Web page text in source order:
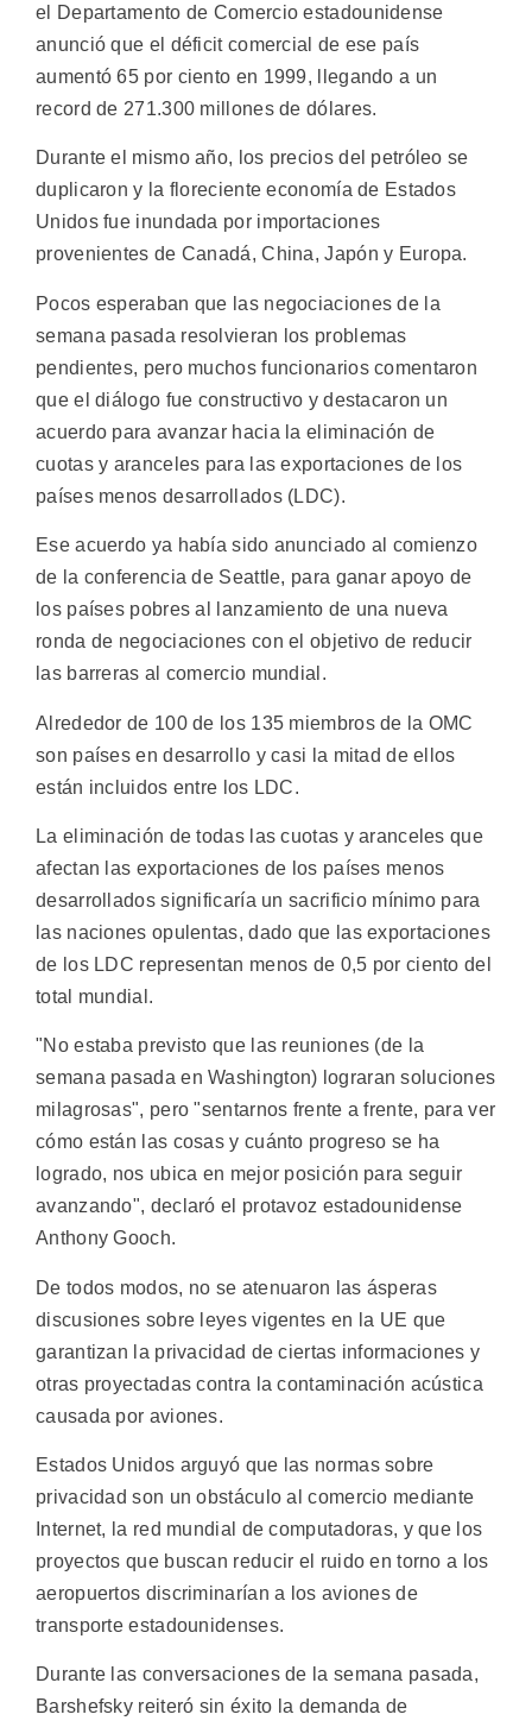
el Departamento de Comercio estadounidense
anunció que el déficit comercial de ese país
aumentó 65 por ciento en 1999, llegando a un
record de 271.300 millones de dólares.
Durante el mismo año, los precios del petróleo se
duplicaron y la floreciente economía de Estados
Unidos fue inundada por importaciones
provenientes de Canadá, China, Japón y Europa.
Pocos esperaban que las negociaciones de la
semana pasada resolvieran los problemas
pendientes, pero muchos funcionarios comentaron
que el diálogo fue constructivo y destacaron un
acuerdo para avanzar hacia la eliminación de
cuotas y aranceles para las exportaciones de los
países menos desarrollados (LDC).
Ese acuerdo ya había sido anunciado al comienzo
de la conferencia de Seattle, para ganar apoyo de
los países pobres al lanzamiento de una nueva
ronda de negociaciones con el objetivo de reducir
las barreras al comercio mundial.
Alrededor de 100 de los 135 miembros de la OMC
son países en desarrollo y casi la mitad de ellos
están incluidos entre los LDC.
La eliminación de todas las cuotas y aranceles que
afectan las exportaciones de los países menos
desarrollados significaría un sacrificio mínimo para
las naciones opulentas, dado que las exportaciones
de los LDC representan menos de 0,5 por ciento del
total mundial.
"No estaba previsto que las reuniones (de la
semana pasada en Washington) lograran soluciones
milagrosas", pero "sentarnos frente a frente, para ver
cómo están las cosas y cuánto progreso se ha
logrado, nos ubica en mejor posición para seguir
avanzando", declaró el protavoz estadounidense
Anthony Gooch.
De todos modos, no se atenuaron las ásperas
discusiones sobre leyes vigentes en la UE que
garantizan la privacidad de ciertas informaciones y
otras proyectadas contra la contaminación acústica
causada por aviones.
Estados Unidos arguyó que las normas sobre
privacidad son un obstáculo al comercio mediante
Internet, la red mundial de computadoras, y que los
proyectos que buscan reducir el ruido en torno a los
aeropuertos discriminarían a los aviones de
transporte estadounidenses.
Durante las conversaciones de la semana pasada,
Barshefsky reiteró sin éxito la demanda de